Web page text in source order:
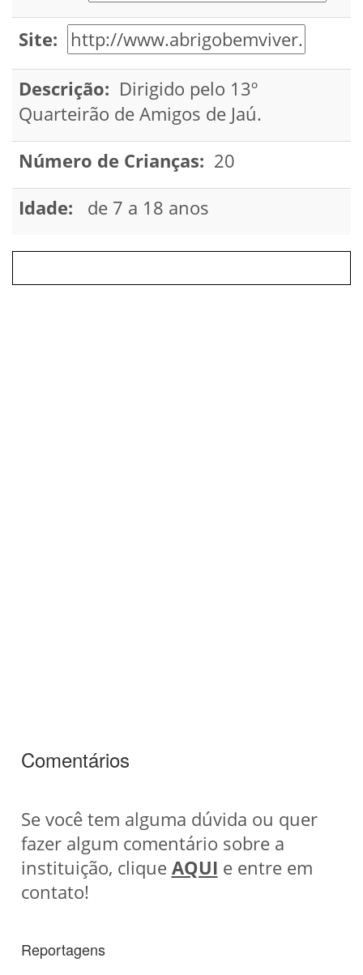
Site:
Descrição: Dirigido pelo 13º
Quarteirão de Amigos de Jaú.
Número de Crianças: 20
Idade: de 7 a 18 anos
Comentários
Se você tem alguma dúvida ou quer
fazer algum comentário sobre a
instituição, clique AQUI e entre em
contato!
Reportagens